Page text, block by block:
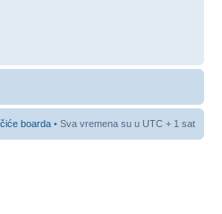
boarda • Sva vremena su u UTC + 1 sat